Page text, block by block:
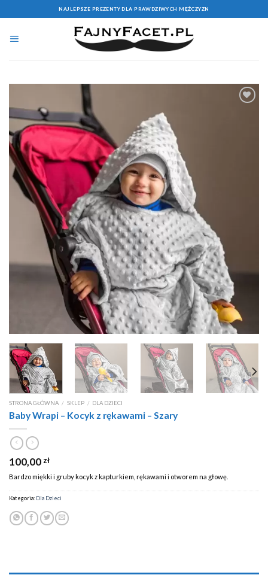
NAJLEPSZE PREZENTY DLA PRAWDZIWYCH MĘŻCZYZN
STRONA GŁÓWNA / SKLEP / DLA DZIECI
Baby Wrapi – Kocyk z rękawami – Szary
100,00 zł
Bardzo miękki i gruby kocyk z kapturkiem, rękawami i otworem na głowę.
Kategoria: Dla Dzieci